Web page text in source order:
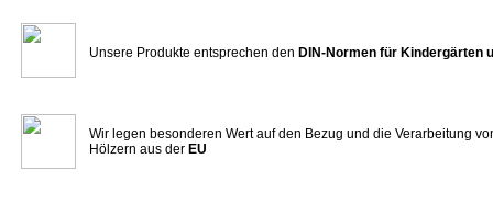
Unsere Produkte entsprechen den DIN-Normen für Kindergärten
Wir legen besonderen Wert auf den Bezug und die Verarbeitung
Hölzern aus der EU